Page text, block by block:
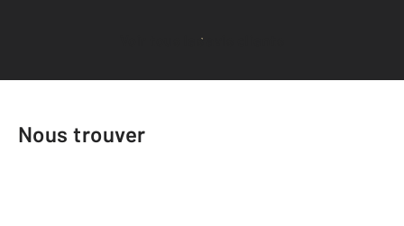
Voir tous les avis clients
Nous trouver